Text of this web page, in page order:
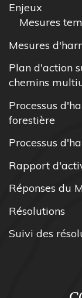
Enjeux
Mesures
Mesures
Plan d'action
chemins
Processus
forestière
Processus
Rapport
Réponses du
Résolutions
Suivi des